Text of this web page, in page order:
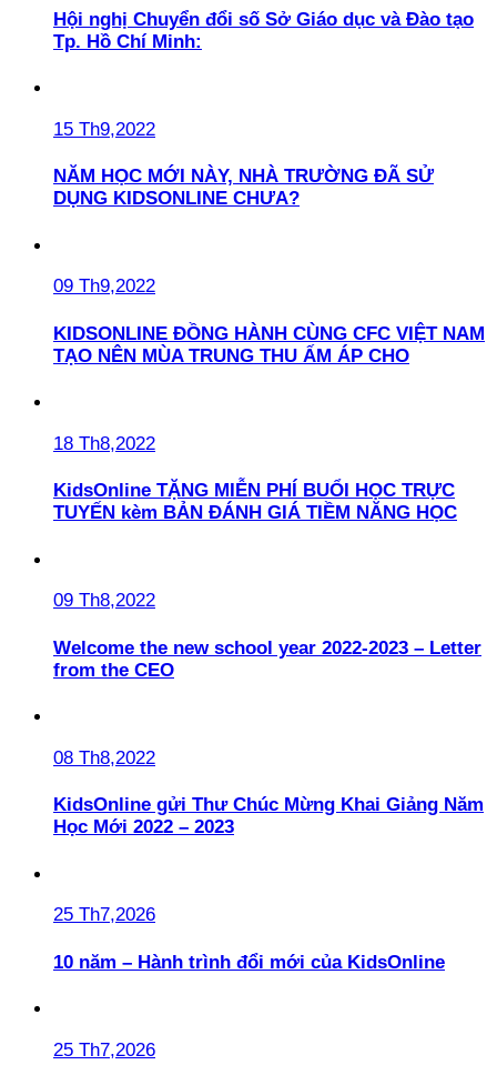
Hội nghị Chuyển đổi số Sở Giáo dục và Đào tạo
Tp. Hồ Chí Minh:
15 Th9,2022
NĂM HỌC MỚI NÀY, NHÀ TRƯỜNG ĐÃ SỬ
DỤNG KIDSONLINE CHƯA?
09 Th9,2022
KIDSONLINE ĐỒNG HÀNH CÙNG CFC VIỆT NAM
TẠO NÊN MÙA TRUNG THU ẤM ÁP CHO
18 Th8,2022
KidsOnline TẶNG MIỄN PHÍ BUỔI HỌC TRỰC
TUYẾN kèm BẢN ĐÁNH GIÁ TIỀM NĂNG HỌC
09 Th8,2022
Welcome the new school year 2022-2023 – Letter
from the CEO
08 Th8,2022
KidsOnline gửi Thư Chúc Mừng Khai Giảng Năm
Học Mới 2022 – 2023
25 Th7,2026
10 năm – Hành trình đổi mới của KidsOnline
25 Th7,2026